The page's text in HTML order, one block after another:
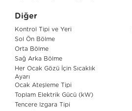
Diğer
Kontrol Tipi ve Yeri
Sol Ön Bölme
Orta Bölme
Sağ Arka Bölme
Her Ocak Gözü İçin Sıcaklık
Ayarı
Ocak Ateşleme Tipi
Toplam Elektrik Gücü (kW)
Tencere Izgara Tipi